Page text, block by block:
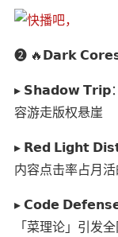
➋ 🔥𝗗𝗮𝗿𝗸
▸ 𝗦𝗵𝗮𝗱𝗼𝘄 𝗧𝗿𝗶𝗽
容游走版权悬崖
▸ 𝗥𝗲𝗱 𝗟𝗶𝗴𝗵𝘁
内容点击率占月
▸ 𝗖𝗼𝗱𝗲 𝗗𝗲𝗳𝗲𝗻𝘀𝗲
「菜理论」引发